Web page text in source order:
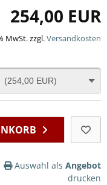
254,00 EUR
MwSt. zzgl.Versandkosten
Auswahl als Angebot
drucken